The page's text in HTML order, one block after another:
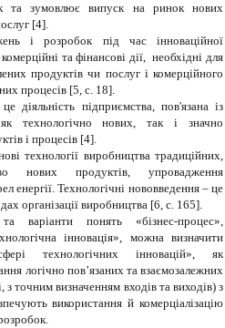
та зумовлює випуск на ринок нових
[4].
і розробок під час інноваційної
та фінансові дії, необхідні для
продуктів чи послуг і комерційного
процесів [5, с. 18].
діяльність підприємства, пов'язана із
технологічно нових, так і значно
і процесів [4].
технології виробництва традиційних,
нових продуктів, упровадження
енергії. Технологічні нововведення – це
організації виробництва [6, с. 165].
варіанти понять «бізнес-процес»,
інновація», можна визначити
технологічних інновацій», як
логічно пов’язаних та взаємозалежних
з точним визначенням входів та виходів) з
використання й комерціалізацію